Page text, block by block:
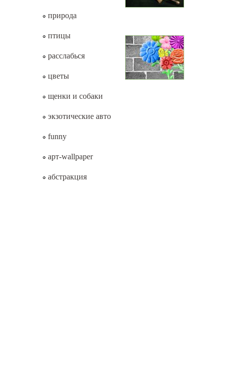
природа
птицы
расслабься
цветы
щенки и собаки
экзотические авто
funny
арт-wallpaper
абстракция